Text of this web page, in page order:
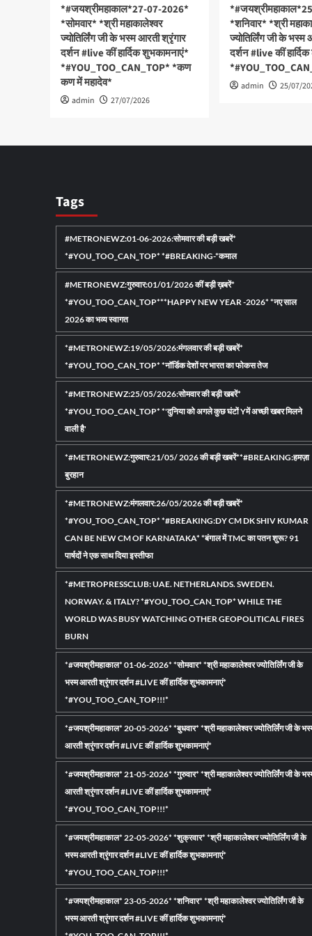
बड़ी
सैन्य
कार्रवाई,
हिजबुल्लाह
के
रणनीतिक
किले
ब्यूफोर्ट
किया
नया
कमांडर:
एडमिरल
कृष्णा
संभाला
नौसेना
प्रमुख
का
*गाजियाबाद
में
छात्र
की
एनकाउंटर:
पिता
भी
का
*1
जून
बड़े
और
1
बोले-
की
मन
बात
134वें
में
और
की
चर्चा
*#जयश्रीमहाकाल*27-07-2026*
*सोमवार* *श्री महाकालेश्वर
ज्योतिर्लिंग जी के भस्म आरती श्रृंगार
दर्शन #live कीं हार्दिक शुभकामनाएं*
*#YOU_TOO_CAN_TOP* *कण
कण में महादेव*
admin 27/07/2026
*शनिवार* *श्री
ज्योतिर्लिंग जी के भस्म
दर्शन #live कीं
admin 25/07/
Tags
#METRONEWZ:01-06-2026:सोमवार की बड़ी खबरें*
*#YOU_TOO_CAN_TOP* *#BREAKING-*कमाल
#METRONEWZ:गुरुवार:01/01/2026 कीं बड़ी ख़बरें*
*#YOU_TOO_CAN_TOP***HAPPY NEW YEAR -2026* *नए साल
2026 का भव्य स्वागत
*#METRONEWZ:19/05/2026:मंगलवार की बड़ी खबरें*
*#YOU_TOO_CAN_TOP* *नॉर्डिक देशों पर भारत का फोकस तेज
*#METRONEWZ:25/05/2026:सोमवार की बड़ी खबरें*
*#YOU_TOO_CAN_TOP* *'दुनिया को अगले कुछ घंटों Yमें अच्छी खबर मिलने
वाली है'
*#METRONEWZ:गुरुवार:21/05/ 2026 की बड़ी खबरें**#BREAKING:हमज़ा
बुरहान
*#METRONEWZ:मंगलवार:26/05/2026 की बड़ी खबरें*
*#YOU_TOO_CAN_TOP* *#BREAKING:DY CM DK SHIV KUMAR
CAN BE NEW CM OF KARNATAKA* *बंगाल में TMC का पतन शुरू? 91
पार्षदों ने एक साथ दिया इस्तीफा
*#METROPRESSCLUB: UAE. NETHERLANDS. SWEDEN.
NORWAY. & ITALY? *#YOU_TOO_CAN_TOP* WHILE THE
WORLD WAS BUSY WATCHING OTHER GEOPOLITICAL FIRES
BURN
*#जयश्रीमहाकाल* 01-06-2026* *सोमवार* *श्री महाकालेश्वर ज्योतिर्लिंग जी के
भस्म आरती श्रृंगार दर्शन #LIVE कीं हार्दिक शुभकामनाएं*
*#YOU_TOO_CAN_TOP!!!*
*#जयश्रीमहाकाल* 20-05-2026* *बुधवार* *श्री महाकालेश्वर ज्योतिर्लिंग जी के
आरती श्रृंगार दर्शन #LIVE कीं हार्दिक शुभकामनाएं*
*#जयश्रीमहाकाल* 21-05-2026* *गुरुवार* *श्री महाकालेश्वर ज्योतिर्लिंग जी के
आरती श्रृंगार दर्शन #LIVE कीं हार्दिक शुभकामनाएं*
*#YOU_TOO_CAN_TOP!!!*
*#जयश्रीमहाकाल* 22-05-2026* *शुक्रवार* *श्री महाकालेश्वर ज्योतिर्लिंग जी के
भस्म आरती श्रृंगार दर्शन #LIVE कीं हार्दिक शुभकामनाएं*
*#YOU_TOO_CAN_TOP!!!*
*#जयश्रीमहाकाल* 23-05-2026* *शनिवार* *श्री महाकालेश्वर ज्योतिर्लिंग जी के
भस्म आरती श्रृंगार दर्शन #LIVE कीं हार्दिक शुभकामनाएं*